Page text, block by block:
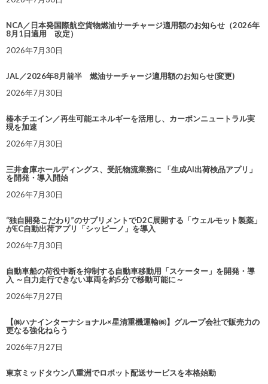
NCA／日本発国際航空貨物燃油サーチャージ適用額のお知らせ（2026年
8月1日適用 改定）
2026年7月30日
JAL／2026年8月前半 燃油サーチャージ適用額のお知らせ(変更)
2026年7月30日
椿本チエイン／再生可能エネルギーを活用し、カーボンニュートラル実
現を加速
2026年7月30日
三井倉庫ホールディングス、受託物流業務に 「生成AI出荷検品アプリ」
を開発・導入開始
2026年7月30日
“独自開発こだわり”のサプリメントでD2C展開する「ウェルモット製薬」
がEC自動出荷アプリ「シッピーノ」を導入
2026年7月30日
自動車船の荷役中断を抑制する自動車移動用「スケーター」を開発・導
入 ～自力走行できない車両を約5分で移動可能に～
2026年7月27日
【㈱ハナインターナショナル×星清重機運輸㈱】グループ会社で販売力の
更なる強化ねらう
2026年7月27日
東京ミッドタウン八重洲でロボット配送サービスを本格始動